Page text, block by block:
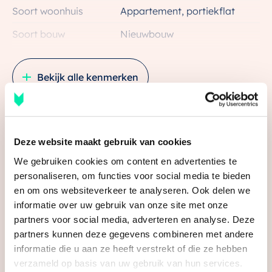
Deze website maakt gebruik van cookies
We gebruiken cookies om content en advertenties te
personaliseren, om functies voor social media te bieden
en om ons websiteverkeer te analyseren. Ook delen we
informatie over uw gebruik van onze site met onze
partners voor social media, adverteren en analyse. Deze
partners kunnen deze gegevens combineren met andere
informatie die u aan ze heeft verstrekt of die ze hebben
verzameld op basis van uw gebruik van hun services.
– Separaat toilet
Het plan
Het bestaande gebouw maakt plaats voor een solide
en eenduidig appartementencomplex. Met 88
comfortabele en betaalbare studio’s en
appartementen biedt Knik niet alleen een thuis, maar
Houten.
De omgeving
Op korte afstand van de locatie liggen veel
belangrijke voorzieningen. Het centrum van Houten,
met zijn rijke geschiedenis en bruisende handelsgeest,
ligt binnen handbereik en nodigt uit tot ontdekking.
Een perfecte uitvalsbasis voor zowel de actieve
Soort woonhuis
Appartement, portiekflat
Soort bouw
Nieuwbouw
Bouwjaar
2025
Ligging
In centrum
Oppervlakten en inhoud
Wonen
51 m²
Gebouwgebonden Buitenruimte
5 m²
Inhoud
148 m³
Indeling
Aantal kamers
3 kamers (2 slaapkamers)
Aantal badkamers
1 badkamer
Bekijk alle kenmerken
Media